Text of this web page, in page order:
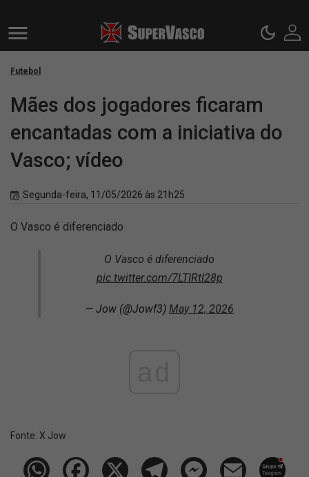
Futebol
Mães dos jogadores ficaram
encantadas com a iniciativa do
Vasco; vídeo
Segunda-feira, 11/05/2026 às 21h25
O Vasco é diferenciado
O Vasco é diferenciado
pic.twitter.com/7LTIRtl28p
— Jow (@Jowf3) May 12, 2026
Fonte: X Jow